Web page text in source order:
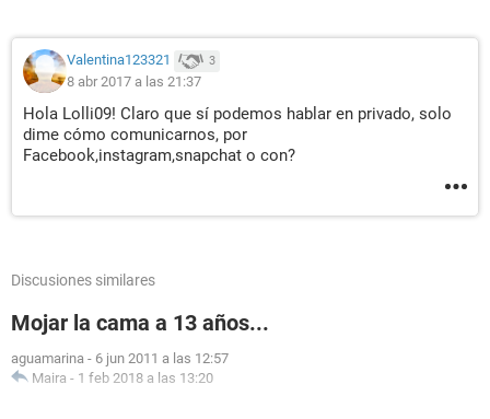
Valentina123321 3
8 abr 2017 a las 21:37
Hola Lolli09! Claro que sí podemos hablar en privado, solo
dime cómo comunicarnos, por
Facebook,instagram,snapchat o con?
Discusiones similares
Mojar la cama a 13 años...
aguamarina - 6 jun 2011 a las 12:57
Maira - 1 feb 2018 a las 13:20